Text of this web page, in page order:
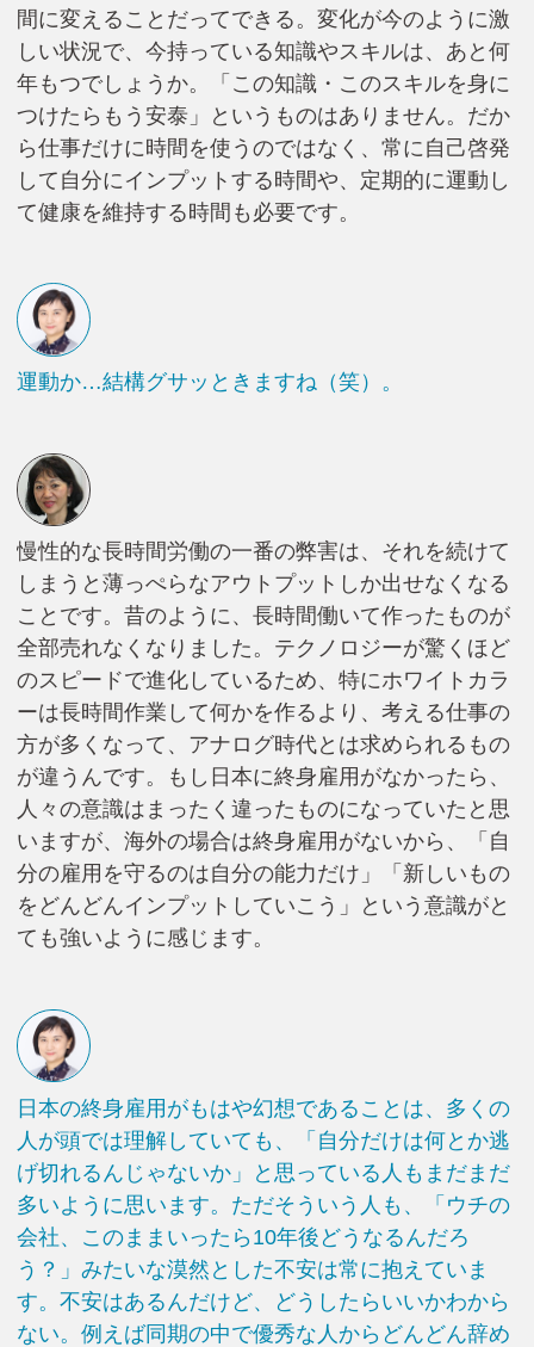
間に変えることだってできる。変化が今のように激
しい状況で、今持っている知識やスキルは、あと何
年もつでしょうか。「この知識・このスキルを身に
つけたらもう安泰」というものはありません。だか
ら仕事だけに時間を使うのではなく、常に自己啓発
して自分にインプットする時間や、定期的に運動し
て健康を維持する時間も必要です。
運動か…結構グサッときますね（笑）。
慢性的な長時間労働の一番の弊害は、それを続けて
しまうと薄っぺらなアウトプットしか出せなくなる
ことです。昔のように、長時間働いて作ったものが
全部売れなくなりました。テクノロジーが驚くほど
のスピードで進化しているため、特にホワイトカラ
ーは長時間作業して何かを作るより、考える仕事の
方が多くなって、アナログ時代とは求められるもの
が違うんです。もし日本に終身雇用がなかったら、
人々の意識はまったく違ったものになっていたと思
いますが、海外の場合は終身雇用がないから、「自
分の雇用を守るのは自分の能力だけ」「新しいもの
をどんどんインプットしていこう」という意識がと
ても強いように感じます。
日本の終身雇用がもはや幻想であることは、多くの
人が頭では理解していても、「自分だけは何とか逃
げ切れるんじゃないか」と思っている人もまだまだ
多いように思います。ただそういう人も、「ウチの
会社、このままいったら10年後どうなるんだろ
う？」みたいな漠然とした不安は常に抱えていま
す。不安はあるんだけど、どうしたらいいかわから
ない。例えば同期の中で優秀な人からどんどん辞め